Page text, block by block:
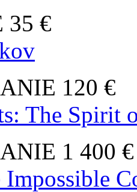
35 €
120 €
The Spirit
1 400 €